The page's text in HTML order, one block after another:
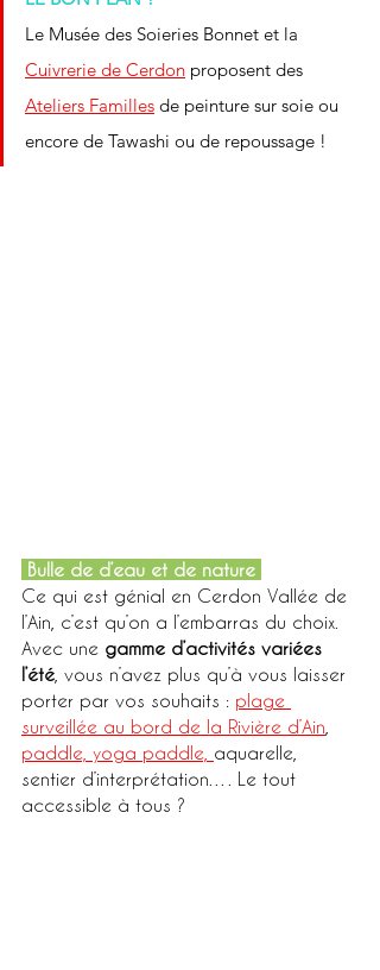
Le Musée des Soieries Bonnet et la
Cuivrerie de Cerdon proposent des
Ateliers Familles de peinture sur soie ou
encore de Tawashi ou de repoussage !
Bulle de d’eau et de nature
Ce qui est génial en Cerdon Vallée de
l’Ain, c’est qu’on a l’embarras du choix.
Avec une gamme d’activités variées
l’été , vous n’avez plus qu’à vous laisser
porter par vos souhaits : plage
surveillée au bord de la Rivière d’Ain
paddle, yoga paddle, aquarelle,
sentier d’interprétation…. Le tout
accessible à tous ?